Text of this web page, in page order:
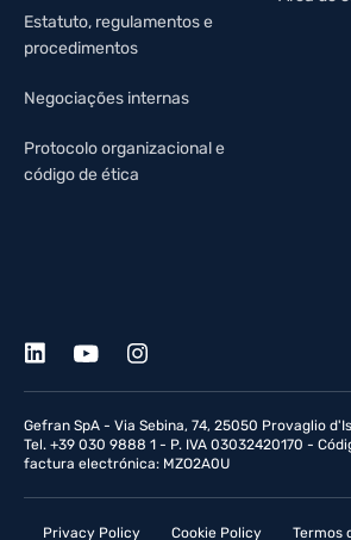
Estatuto, regulamentos e
procedimentos
Negociações internas
Protocolo organizacional e
código de ética
Gefran SpA - Via Sebina, 74, 25050 Provaglio
Tel. +39 030 9888 1 - P. IVA 03032420170 -
factura electrónica: MZO2A0U
Privacy Policy Cookie Policy Termos